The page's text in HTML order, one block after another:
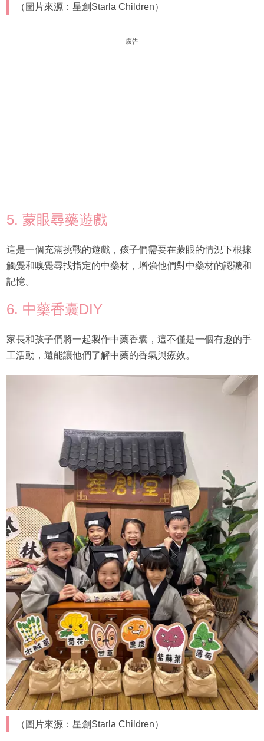
（圖片來源：星創Starla Children）
廣告
5. 蒙眼尋藥遊戲
這是一個充滿挑戰的遊戲，孩子們需要在蒙眼的情況下根據
觸覺和嗅覺尋找指定的中藥材，增強他們對中藥材的認識和
記憶。
6. 中藥香囊DIY
家長和孩子們將一起製作中藥香囊，這不僅是一個有趣的手
工活動，還能讓他們了解中藥的香氣與療效。
（圖片來源：星創Starla Children）